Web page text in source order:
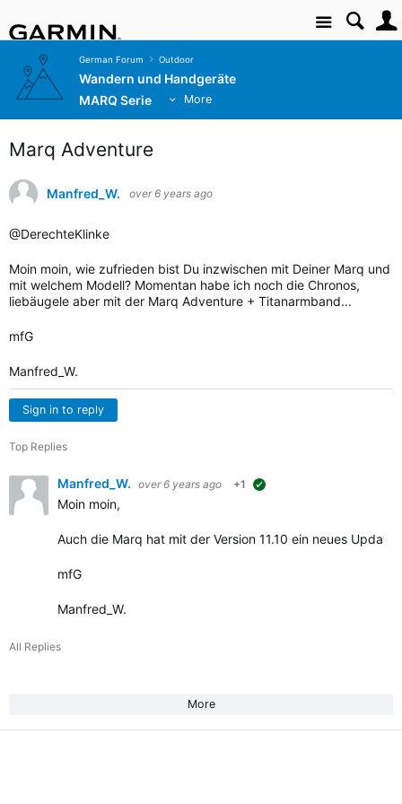
Site
German Forum Outdoor
Wandern und Handgeräte
MARQ Serie
More
Marq Adventure
Manfred_W. over 6 years ago
@DerechteKlinke
Moin moin, wie zufrieden bist Du inzwischen mit Deiner Marq und
mit welchem Modell? Momentan habe ich noch die Chronos,
liebäugele aber mit der Marq Adventure + Titanarmband...
mfG
Manfred_W.
Sign in to reply
Top Replies
Manfred_W. over 6 years ago +1
Moin moin,
Auch die Marq hat mit der Version 11.10 ein neues Update
mfG
Manfred_W.
All Replies
More